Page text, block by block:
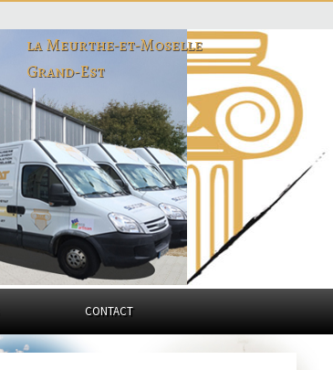
la Meurthe-et-Moselle
Grand-Est
CONTACT